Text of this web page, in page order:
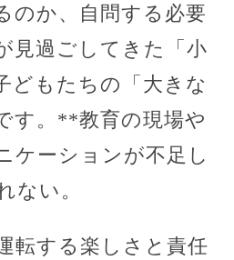
のか、自問する必要
見過ごしてきた「小
どもたちの「大きな
す。**教育の現場や
ケーションが不足し
ない。
転する楽しさと責任